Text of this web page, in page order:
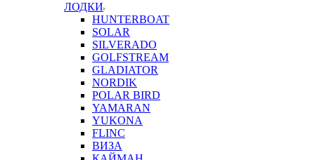
ЛОДКИ
HUNTERBOAT
SOLAR
SILVERADO
GOLFSTREAM
GLADIATOR
NORDIK
POLAR BIRD
YAMARAN
YUKONA
FLINC
ВИЗА